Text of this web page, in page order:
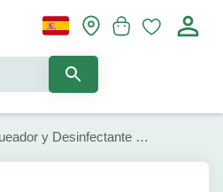
Blanqueador y Desinfectante Cloralex El Rendidor (950 ml)